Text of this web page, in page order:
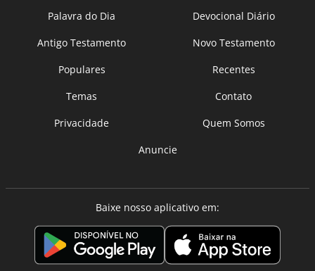
Palavra do Dia
Devocional Diário
Antigo Testamento
Novo Testamento
Populares
Recentes
Temas
Contato
Privacidade
Quem Somos
Anuncie
Baixe nosso aplicativo em: